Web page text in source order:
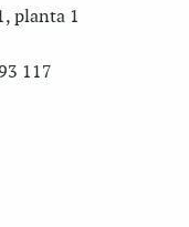
planta 1
117